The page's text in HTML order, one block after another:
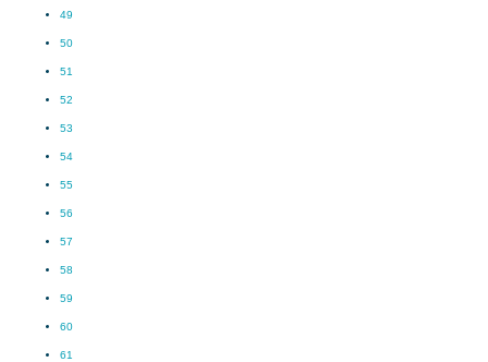
49
50
51
52
53
54
55
56
57
58
59
60
61